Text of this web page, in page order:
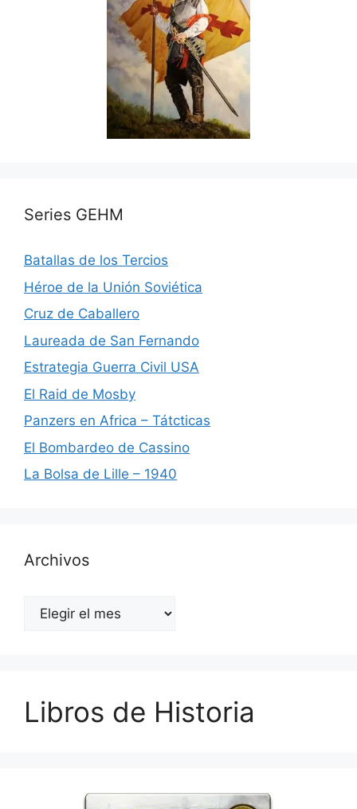
Series GEHM
Batallas de los Tercios
Héroe de la Unión Soviética
Cruz de Caballero
Laureada de San Fernando
Estrategia Guerra Civil USA
El Raid de Mosby
Panzers en Africa – Tátcticas
El Bombardeo de Cassino
La Bolsa de Lille – 1940
Archivos
Archivos
Libros de Historia